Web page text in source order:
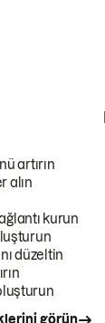
artırın
alın
kurun
düzeltin
görün